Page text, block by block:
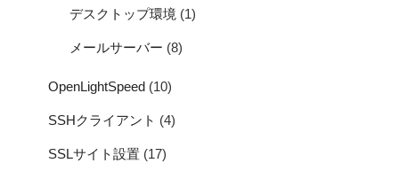
デスクトップ環境 (1)
メールサーバー (8)
OpenLightSpeed (10)
SSHクライアント (4)
SSLサイト設置 (17)